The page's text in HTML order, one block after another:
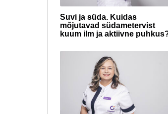
Suvi ja süda. Kuidas
mõjutavad südametervist
kuum ilm ja aktiivne